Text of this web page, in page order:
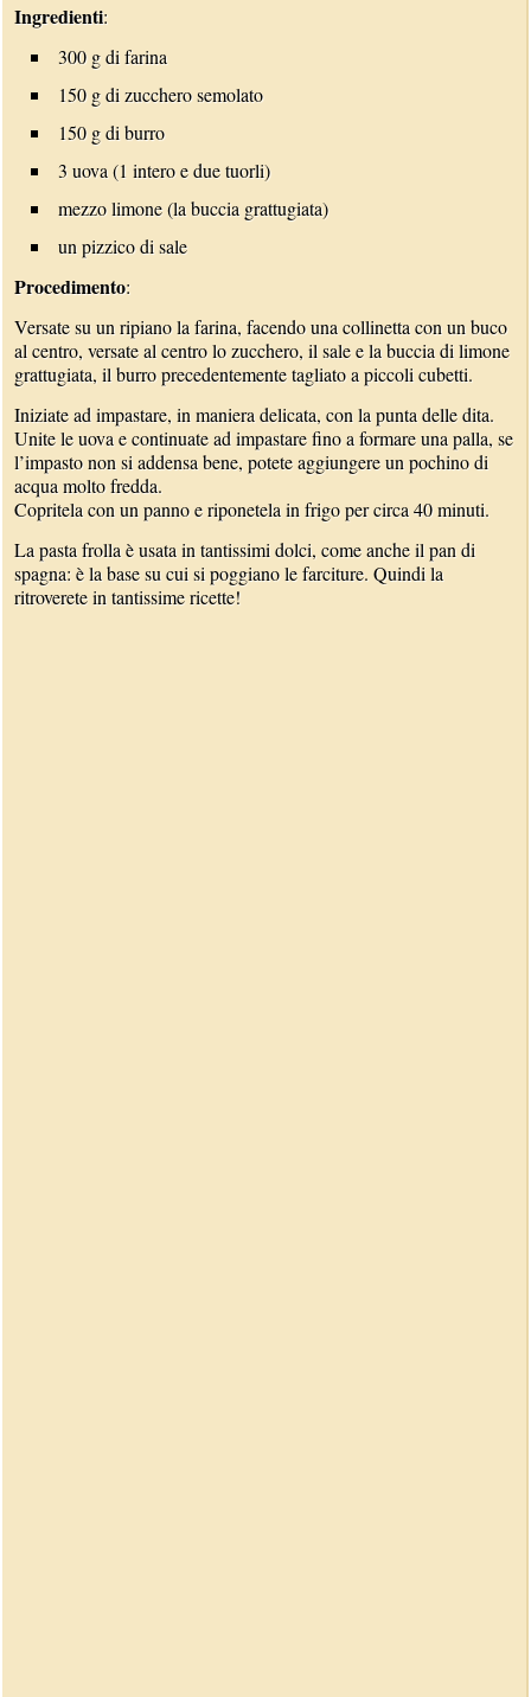
Ingredienti:
300 g di farina
150 g di zucchero semolato
150 g di burro
3 uova (1 intero e due tuorli)
mezzo limone (la buccia grattugiata)
un pizzico di sale
Procedimento:
Versate su un ripiano la farina, facendo una collinetta con un buco
al centro, versate al centro lo zucchero, il sale e la buccia di limone
grattugiata, il burro precedentemente tagliato a piccoli cubetti.
Iniziate ad impastare, in maniera delicata, con la punta delle dita.
Unite le uova e continuate ad impastare fino a formare una palla, se
l’impasto non si addensa bene, potete aggiungere un pochino di
acqua molto fredda.
Copritela con un panno e riponetela in frigo per circa 40 minuti.
La pasta frolla è usata in tantissimi dolci, come anche il pan di
spagna: è la base su cui si poggiano le farciture. Quindi la
ritroverete in tantissime ricette!